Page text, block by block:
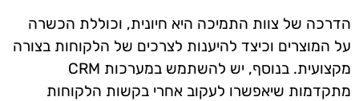
הדרכה של צוות התמיכה היא חיונית, וכוללת הכשרה
על המוצרים וכיצד להיענות לצרכים של הלקוחות בצורה
מקצועית. בנוסף, יש להשתמש במערכות CRM
מתקדמות שיאפשרו לעקוב אחרי בקשות הלקוחות